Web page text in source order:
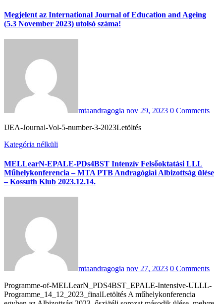
Megjelent az International Journal of Education and Ageing
(5.3 November 2023) utolsó száma!
mtaandragogia nov 29, 2023 0 Comments
IJEA-Journal-Vol-5-number-3-2023Letöltés
Kategória nélküli
MELLearN-EPALE-PDs4BST Intenzív Felsőoktatási LLL
Műhelykonferencia – MTA PTB Andragógiai Albizottság ülése
– Kossuth Klub 2023.12.14.
mtaandragogia nov 27, 2023 0 Comments
Programme-of-MELLearN_PDS4BST_EPALE-Intensive-ULLL-
Programme_14_12_2023_finalLetöltés A műhelykonferencia